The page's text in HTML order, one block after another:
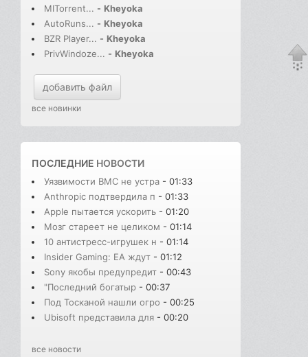
MITorrent... - Kheyoka
AutoRuns... - Kheyoka
BZR Player... - Kheyoka
PrivWindoze... - Kheyoka
добавить файл
все новинки
ПОСЛЕДНИЕ НОВОСТИ
Уязвимости BMC не устра - 01:33
Anthropic подтвердила п - 01:33
Apple пытается ускорить - 01:20
Мозг стареет не целиком - 01:14
10 антистресс-игрушек н - 01:14
Insider Gaming: EA ждут - 01:12
Sony якобы предупредит - 00:43
"Последний богатыр - 00:37
Под Тосканой нашли огро - 00:25
Ubisoft представила для - 00:20
все новости